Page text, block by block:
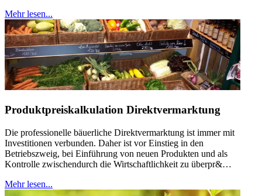
Mehr lesen...
Produktpreiskalkulation Direktvermarktung
Die professionelle bäuerliche Direktvermarktung ist immer mit
Investitionen verbunden. Daher ist vor Einstieg in den
Betriebszweig, bei Einführung von neuen Produkten und als
Kontrolle zwischendurch die Wirtschaftlichkeit zu überpr&…
Mehr lesen...